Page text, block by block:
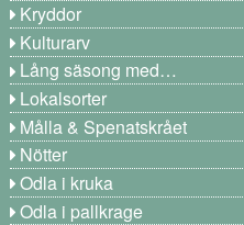
Kryddor
Kulturarv
Lång säsong med…
Lokalsorter
Målla & Spenatskrået
Nötter
Odla i kruka
Odla i pallkrage